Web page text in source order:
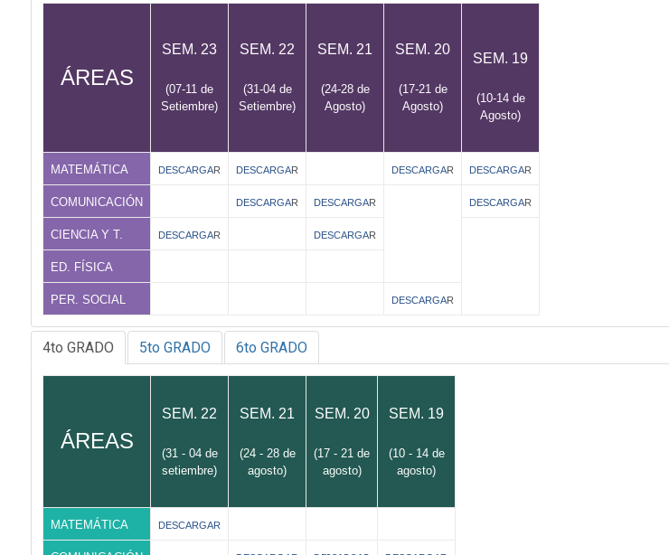
ÁREAS
SEM. 23
(07-11 de
Setiembre)
SEM. 22
(31-04 de
Setiembre)
SEM. 21
(24-28 de
Agosto)
SEM. 20
(17-21 de
Agosto)
SEM. 19
(10-14 de
Agosto)
MATEMÁTICA DESCARGAR DESCARGAR DESCARGAR DESCARGAR
COMUNICACIÓN DESCARGAR DESCARGAR DESCARGAR
CIENCIA Y T. DESCARGAR DESCARGAR
ED. FÍSICA
PER. SOCIAL DESCARGAR
4to GRADO 5to GRADO 6to GRADO
ÁREAS
SEM. 22
(31 - 04 de
setiembre)
SEM. 21
(24 - 28 de
agosto)
SEM. 20
(17 - 21 de
agosto)
SEM. 19
(10 - 14 de
agosto)
MATEMÁTICA DESCARGAR